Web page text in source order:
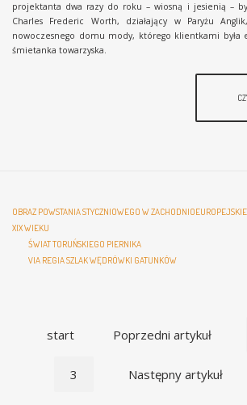
projektanta dwa razy do roku – wiosną i jesienią –
Charles Frederic Worth, działający w Paryżu
nowoczesnego domu mody, którego klientkami była
śmietanka towarzyska.
OBRAZ POWSTANIA STYCZNIOWEGO W
XIX WIEKU
ŚWIAT TORUŃSKIEGO PIERNIKA
VIA REGIA SZLAK WĘDRÓWKI GATUNKÓW
start Poprzedni artykuł
3 Następny artykuł